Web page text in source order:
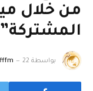
من خلال
المشتركة”
بواسطة fffm 22 يناير، 2024